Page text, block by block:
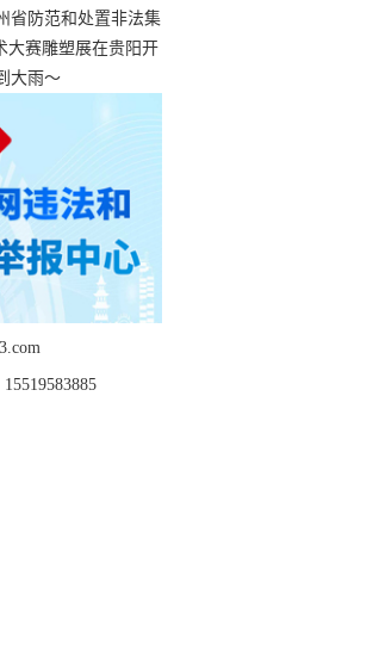
省防范和处置非法集
大赛雕塑展在贵阳开
大雨～